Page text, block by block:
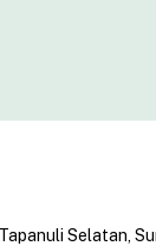
Selatan,